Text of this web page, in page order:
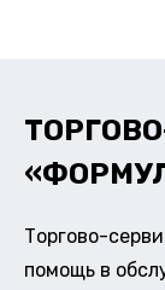
Торгово-
помощь в